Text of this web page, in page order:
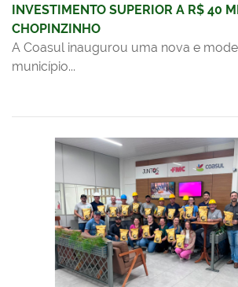
INVESTIMENTO SUPERIOR A R$ 40
CHOPINZINHO
A Coasul inaugurou uma nova e
município...